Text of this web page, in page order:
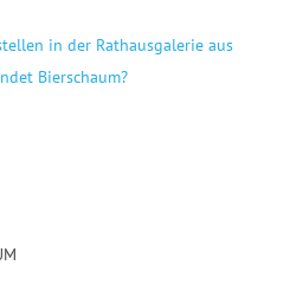
in der Rathausgalerie aus
Bierschaum?